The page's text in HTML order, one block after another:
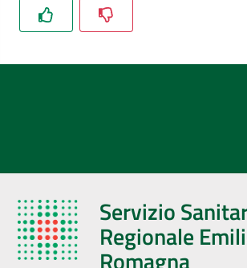
Servizio
Regionale